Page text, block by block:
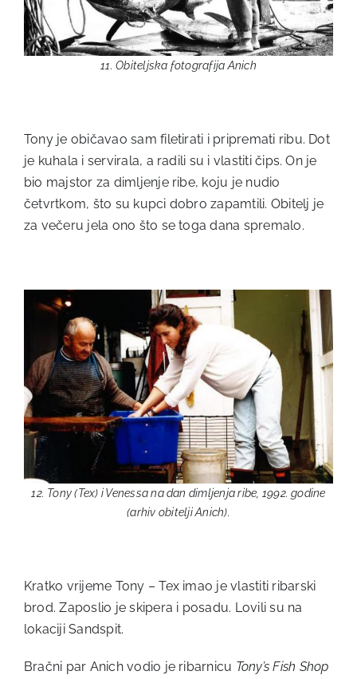
11. Obiteljska fotografija Anich
Tony je običavao sam filetirati i pripremati ribu. Dot
je kuhala i servirala, a radili su i vlastiti čips. On je
bio majstor za dimljenje ribe, koju je nudio
četvrtkom, što su kupci dobro zapamtili. Obitelj je
za večeru jela ono što se toga dana spremalo.
12. Tony (Tex) i Venessa na dan dimljenja ribe, 1992. godine
(arhiv obitelji Anich).
Kratko vrijeme Tony – Tex imao je vlastiti ribarski
brod. Zaposlio je skipera i posadu. Lovili su na
lokaciji Sandspit.
Bračni par Anich vodio je ribarnicu Tony’s Fish Shop